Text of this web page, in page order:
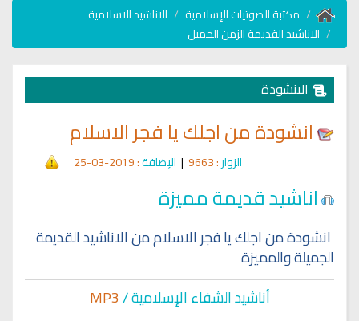
مكتبة الصوتيات الإسلامية
الاناشيد الاسلامية
الاناشيد القديمة الزمن الجميل
الانشودة
انشودة من اجلك يا فجر الاسلام
الزوار: 9663
| الإضافة: 2019-03-25
اناشيد قديمة مميزة
انشودة من اجلك يا فجر الاسلام من الاناشيد القديمة
الجميلة والمميزة
أناشيد الشفاء الإسلامية /MP3